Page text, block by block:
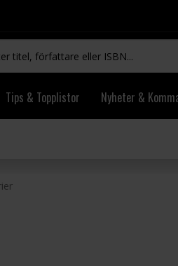
Tips & Topplistor Nyheter &